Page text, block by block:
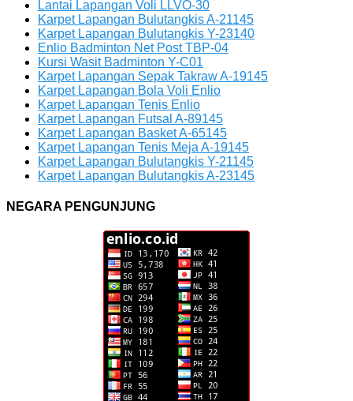
Lantai Lapangan Voli LLVO-30
Karpet Lapangan Bulutangkis A-21145
Karpet Lapangan Bulutangkis Y-23140
Enlio Badminton Net Post TBP-04
Kursi Wasit Badminton Y-C01
Karpet Lapangan Sepak Takraw A-19145
Karpet Lapangan Bola Voli Enlio
Karpet Lapangan Tenis Enlio
Karpet Lapangan Futsal A-89145
Karpet Lapangan Basket A-65145
Karpet Lapangan Tenis Meja A-19145
Karpet Lapangan Bulutangkis Y-21145
Karpet Lapangan Bulutangkis A-23145
NEGARA PENGUNJUNG